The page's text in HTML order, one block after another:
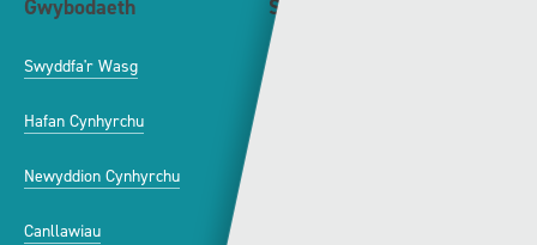
Gwybodaeth
Swyddfa'r Wasg
Hafan Cynhyrchu
Newyddion Cynhyrchu
Canllawiau
S4C